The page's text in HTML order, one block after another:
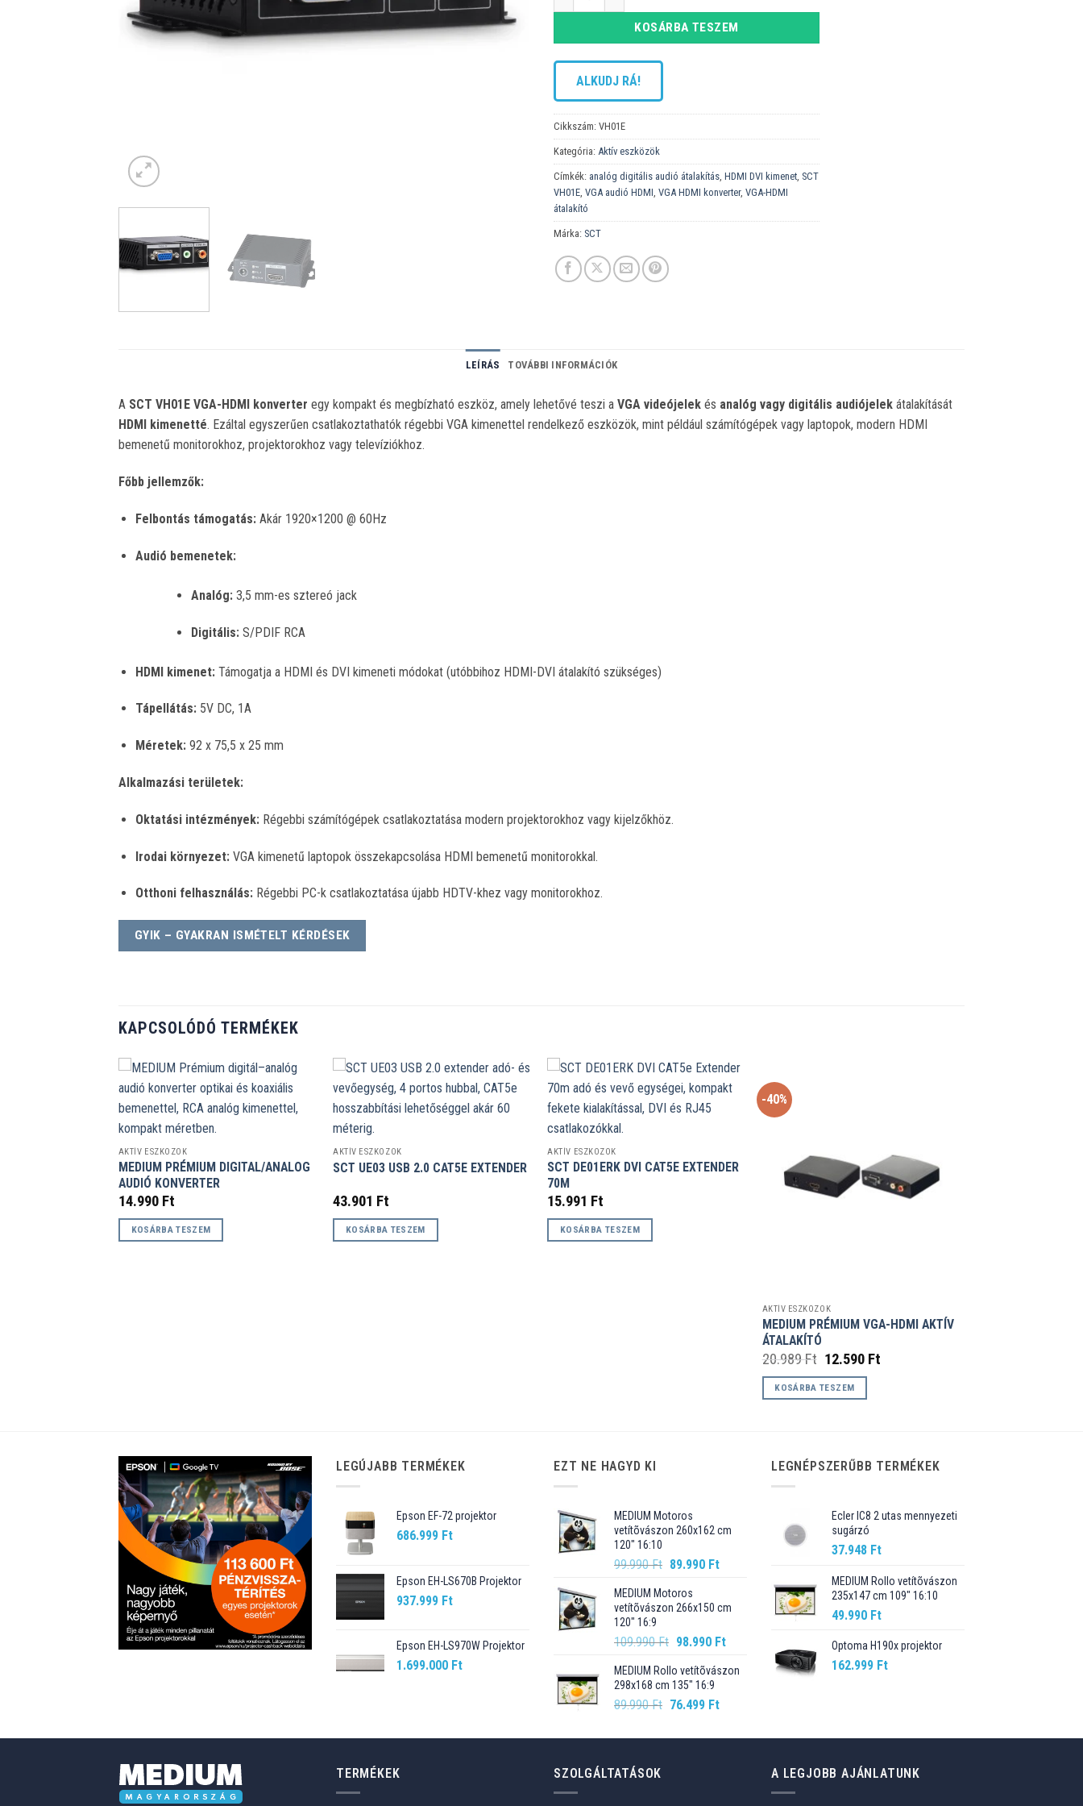
KOSÁRBA TESZEM
ALKUDJ RÁ!
Cikkszám: VH01E
Kategória: Aktív eszközök
Címkék: analóg digitális audió átalakítás HDMI DVI kimenet SCT
VH01E VGA audió HDMI​ VGA HDMI konverter, VGA-HDMI
átalakító
Márka: SCT
LEÍRÁS TOVÁBBI INFORMÁCIÓK
A SCT VH01E VGA-HDMI konverter egy kompakt és megbízható eszköz, amely lehetővé teszi a VGA videójelek és analóg vagy digitális audiójelek átalakítását
HDMI kimenetté. Ezáltal egyszerűen csatlakoztathatók régebbi VGA kimenettel rendelkező eszközök, mint például számítógépek vagy laptopok, modern HDMI
bemenetű monitorokhoz, projektorokhoz vagy televíziókhoz.
Főbb jellemzők:
Felbontás támogatás: Akár 1920×1200 @ 60Hz
Audió bemenetek:
Analóg: 3,5 mm-es sztereó jack
Digitális: S/PDIF RCA
HDMI kimenet: Támogatja a HDMI és DVI kimeneti módokat (utóbbihoz HDMI-DVI átalakító szükséges)
Tápellátás: 5V DC, 1A
Méretek: 92 x 75,5 x 25 mm
Alkalmazási területek:
Oktatási intézmények: Régebbi számítógépek csatlakoztatása modern projektorokhoz vagy kijelzőkhöz.
Irodai környezet: VGA kimenetű laptopok összekapcsolása HDMI bemenetű monitorokkal.
Otthoni felhasználás: Régebbi PC-k csatlakoztatása újabb HDTV-khez vagy monitorokhoz.
GYIK – GYAKRAN ISMÉTELT KÉRDÉSEK
KAPCSOLÓDÓ TERMÉKEK
AKTÍV ESZKÖZÖK
MEDIUM PRÉMIUM DIGITAL/ANALOG
AUDIÓ KONVERTER
14.990 Ft
KOSÁRBA TESZEM
AKTÍV ESZKÖZÖK
SCT UE03 USB 2.0 CAT5E EXTENDER
43.901 Ft
KOSÁRBA TESZEM
AKTÍV ESZKÖZÖK
SCT DE01ERK DVI CAT5E EXTENDER
70M
15.991 Ft
KOSÁRBA TESZEM
-40%
AKTÍV ESZKÖZÖK
MEDIUM PRÉMIUM VGA-HDMI AKTÍV
ÁTALAKÍTÓ
20.989Ft Original
price
was:
20.989 Ft.
12.590 Ft
KOSÁRBA TESZEM
LEGÚJABB TERMÉKEK
Epson EF-72 projektor
686.999 Ft
Epson EH-LS670B Projektor
937.999 Ft
Epson EH-LS970W Projektor
1.699.000 Ft
EZT NE HAGYD KI
MEDIUM Motoros
vetítõvászon 260x162 cm
120" 16:10
99.990Ft Original
was:
99.990 Ft.
89.990 FtCurrent
89.990 Ft.
MEDIUM Motoros
vetítõvászon 266x150 cm
120" 16:9
109.990Ft Original
was:
109.990 Ft.
98.990 FtCurrent
is:
MEDIUM Rollo vetítõvászon
298x168 cm 135" 16:9
89.990Ft Original
was:
76.499 FtCurrent
is:
LEGNÉPSZERŰBB TERMÉKEK
Ecler IC8 2 utas mennyezeti
sugárzó
37.948 Ft
MEDIUM Rollo vetítõvászon
235x147 cm 109" 16:10
49.990 Ft
Optoma H190x projektor
162.999 Ft
TERMÉKEK SZOLGÁLTATÁSOK A LEGJOBB AJÁNLATUNK